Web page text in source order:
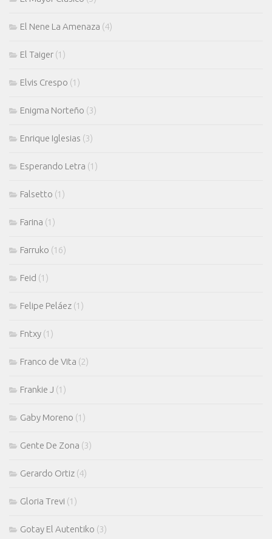
El Nene La Amenaza (4)
El Taiger (1)
Elvis Crespo (1)
Enigma Norteño (3)
Enrique Iglesias (3)
Esperando Letra (1)
Falsetto (1)
Farina (1)
Farruko (16)
Feid (1)
Felipe Peláez (1)
Fntxy (1)
Franco de Vita (2)
Frankie J (1)
Gaby Moreno (1)
Gente De Zona (3)
Gerardo Ortiz (4)
Gloria Trevi (1)
Gotay El Autentiko (3)